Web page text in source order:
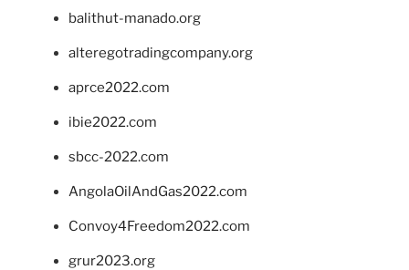
balithut-manado.org
alteregotradingcompany.org
aprce2022.com
ibie2022.com
sbcc-2022.com
AngolaOilAndGas2022.com
Convoy4Freedom2022.com
grur2023.org